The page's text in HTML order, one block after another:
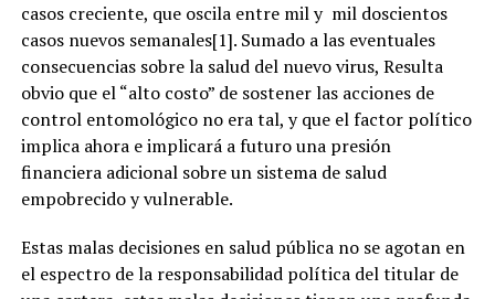
casos creciente, que oscila entre mil y mil doscientos
casos nuevos semanales[1]. Sumado a las eventuales
consecuencias sobre la salud del nuevo virus, Resulta
obvio que el “alto costo” de sostener las acciones de
control entomológico no era tal, y que el factor político
implica ahora e implicará a futuro una presión
financiera adicional sobre un sistema de salud
empobrecido y vulnerable.
Estas malas decisiones en salud pública no se agotan en
el espectro de la responsabilidad política del titular de